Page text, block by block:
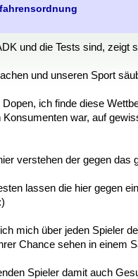
und die Tests sind, zeigt
und unseren Sport
ich finde diese
war, auf
verstehen der gegen
lassen die hier gegen
mich über jeden Spieler
Chance sehen in einem
Spieler damit auch